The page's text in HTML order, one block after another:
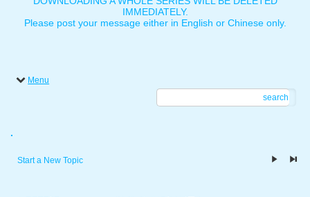
IMMEDIATELY.
Please post your message either in English or Chinese only.
Menu
search
.
Start a New Topic